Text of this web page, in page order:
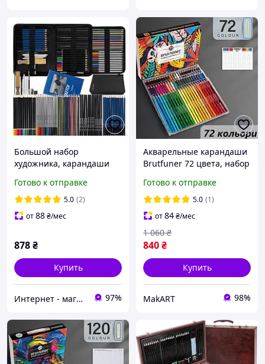
Большой набор
художника, карандаши
и чертежа
Готово к отправке
5.0 (2)
от88₴/мес
878₴
Купить
Интернет - магазин МАНДАРИНКА 97%
Акварельные карандаши
Brutfuner 72 цвета, набор
для рисования, коробка
пенал.
Готово к отправке
5.0 (1)
от84₴/мес
840₴
1 060 ₴
Купить
MakART 98%